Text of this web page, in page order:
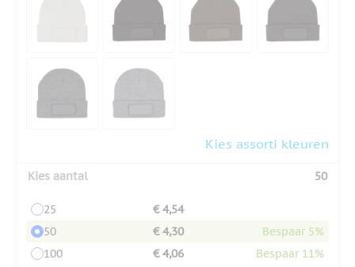
Kies assorti kleuren
Kies aantal 50
25
€ 4,54
50
€ 4,30
Bespaar 5%
100
€ 4,06
Bespaar 11%